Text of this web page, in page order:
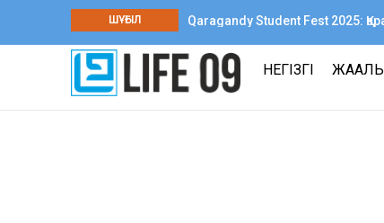
ШҰҒЫЛ
Qaragandy Student Fest 2025:
шығармашылық фестиваль
НЕГІЗГІ